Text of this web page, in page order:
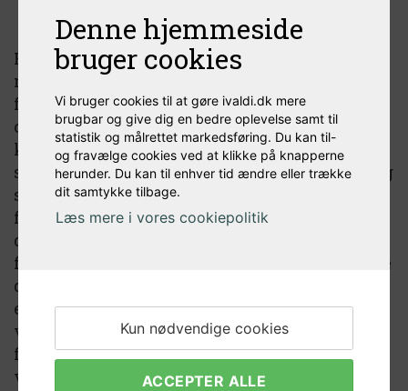
Denne hjemmeside
bruger cookies
Vi bruger cookies til at gøre ivaldi.dk mere
brugbar og give dig en bedre oplevelse samt til
statistik og målrettet markedsføring. Du kan til-
og fravælge cookies ved at klikke på knapperne
herunder. Du kan til enhver tid ændre eller trække
dit samtykke tilbage.
Læs mere i vores cookiepolitik
Kun nødvendige cookies
ACCEPTER ALLE
Produktbeskrivelse
Fjedersæt til låseventilen kan være et
nødvendigt produkt for dig, hvis din ventil på
fustagen ikke lukker helt til. Hvis man
opdager at ens ventil ikke lukker helt tæt, så
kan man i første omgang forsøge sig med en
smule ølfedt, men hvis dette ikke giver pote og
strammer ventilen til, så tyder det på at
fjederen på ventilen skal skiftes. Hos os kan
du få et fjedersæt til låseventil til Cornelius
fustager. Hvis du er i tvivl om, hvilken fustage
du har, hvilket fjedersæt du præcis skal have
eller hvilke som helst andre spørgsmål
vedrørende hjemmebrygning, så tag endelig
fat i os – vi står altid klar til at hjælpe og
vejlede dig bedst muligt.